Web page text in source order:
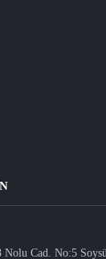
Nolu Cad. No:5